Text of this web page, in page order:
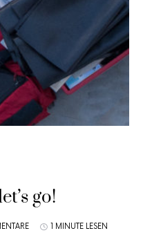
go!
1 MINUTE LESEN